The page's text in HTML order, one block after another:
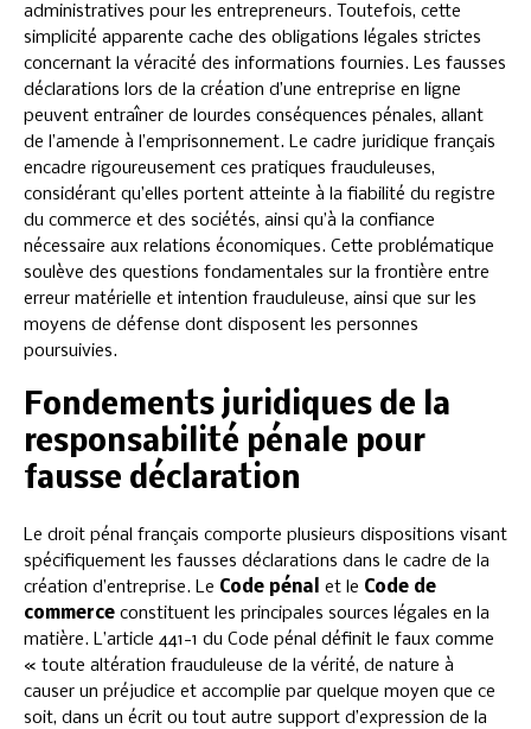
administratives pour les entrepreneurs. Toutefois, cette
simplicité apparente cache des obligations légales strictes
concernant la véracité des informations fournies. Les fausses
déclarations lors de la création d’une entreprise en ligne
peuvent entraîner de lourdes conséquences pénales, allant
de l’amende à l’emprisonnement. Le cadre juridique français
encadre rigoureusement ces pratiques frauduleuses,
considérant qu’elles portent atteinte à la fiabilité du registre
du commerce et des sociétés, ainsi qu’à la confiance
nécessaire aux relations économiques. Cette problématique
soulève des questions fondamentales sur la frontière entre
erreur matérielle et intention frauduleuse, ainsi que sur les
moyens de défense dont disposent les personnes
poursuivies.
Fondements juridiques de la
responsabilité pénale pour
fausse déclaration
Le droit pénal français comporte plusieurs dispositions visant
spécifiquement les fausses déclarations dans le cadre de la
création d’entreprise. Le Code pénal et le Code de
commerce constituent les principales sources légales en la
matière. L’article 441-1 du Code pénal définit le faux comme
« toute altération frauduleuse de la vérité, de nature à
causer un préjudice et accomplie par quelque moyen que ce
soit, dans un écrit ou tout autre support d’expression de la